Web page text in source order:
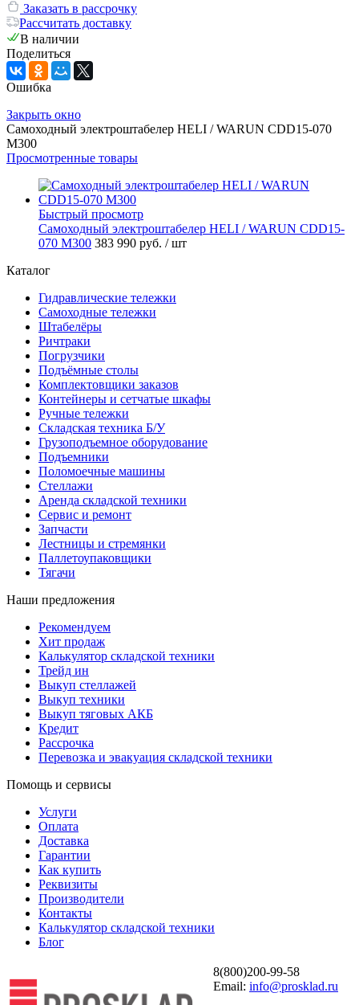
Заказать в рассрочку
Рассчитать доставку
В наличии
Поделиться
Ошибка
Закрыть окно
Самоходный электроштабелер HELI / WARUN CDD15-070
M300
Просмотренные товары
Быстрый просмотр
Самоходный электроштабелер HELI / WARUN CDD15-
070 M300 383 990 руб. / шт
Каталог
Гидравлические тележки
Самоходные тележки
Штабелёры
Ричтраки
Погрузчики
Подъёмные столы
Комплектовщики заказов
Контейнеры и сетчатые шкафы
Ручные тележки
Складская техника Б/У
Грузоподъемное оборудование
Подъемники
Поломоечные машины
Стеллажи
Аренда складской техники
Сервис и ремонт
Запчасти
Лестницы и стремянки
Паллетоупаковщики
Тягачи
Наши предложения
Рекомендуем
Хит продаж
Калькулятор складской техники
Трейд ин
Выкуп стеллажей
Выкуп техники
Выкуп тяговых АКБ
Кредит
Рассрочка
Перевозка и эвакуация складской техники
Помощь и сервисы
Услуги
Оплата
Доставка
Гарантии
Как купить
Реквизиты
Производители
Контакты
Калькулятор складской техники
Блог
8(800)200-99-58
Email: info@prosklad.ru